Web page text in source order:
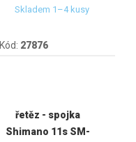
Skladem 1–4 kusy
Kód: 27876
řetěz - spojka
Shimano 11s SM-